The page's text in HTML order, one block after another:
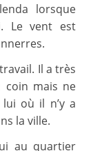
lorsque
Le vent est
Il a très
coin mais ne
où il n’y a
la ville.
au quartier